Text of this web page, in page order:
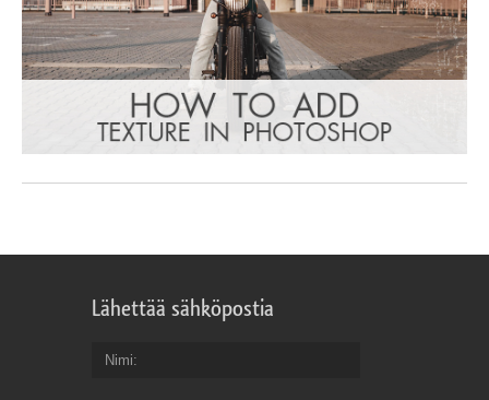
Lähettää sähköpostia
Nimi